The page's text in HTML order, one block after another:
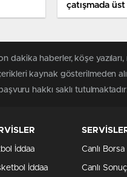
çatışmada
askerlerini
dakika haberler, köşe
kaynak gösterilmeden
hakkı saklı
İddaa
İddaa
Canlı Borsa
Canlı